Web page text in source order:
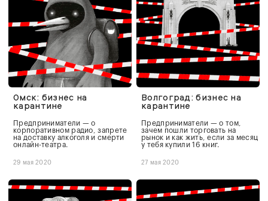
Омск: бизнес на
карантине
Предприниматели — о
корпоративном радио, запрете
на доставку алкоголя и смерти
онлайн-театра.
29 мая 2020
Волгоград: бизнес на
карантине
Предприниматели — о том,
зачем пошли торговать на
рынок и как жить, если за месяц
у тебя купили 16 книг.
27 мая 2020